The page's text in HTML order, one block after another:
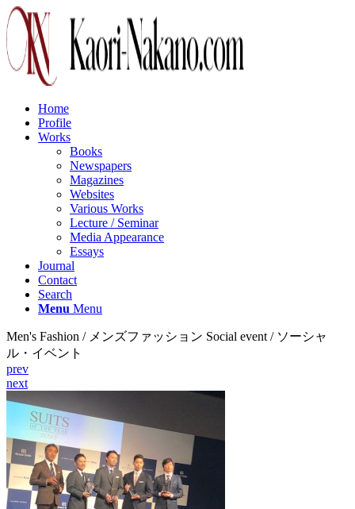
Home
Profile
Works
Books
Newspapers
Magazines
Websites
Various Works
Lecture / Seminar
Media Appearance
Essays
Journal
Contact
Search
Menu Menu
Men's Fashion / メンズファッション Social event / ソーシャ
ル・イベント
prev
next